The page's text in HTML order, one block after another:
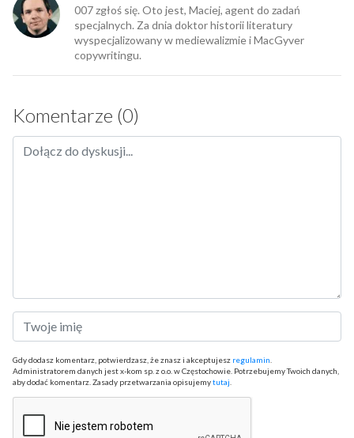
007 zgłoś się. Oto jest, Maciej, agent do zadań
specjalnych. Za dnia doktor historii literatury
wyspecjalizowany w mediewalizmie i MacGyver
copywritingu.
Komentarze (0)
Gdy dodasz komentarz, potwierdzasz, że znasz i akceptujesz regulamin
Administratorem danych jest x-kom sp. z o.o. w Częstochowie. Potrzebujemy Twoich danych,
aby dodać komentarz. Zasady przetwarzania opisujemytutaj